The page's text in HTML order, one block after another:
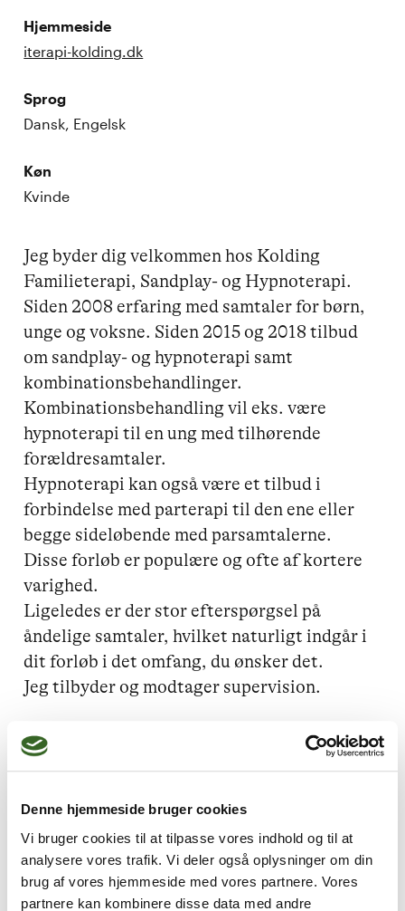
Denne hjemmeside bruger cookies
Vi bruger cookies til at tilpasse vores indhold og til at
analysere vores trafik. Vi deler også oplysninger om din
brug af vores hjemmeside med vores partnere. Vores
partnere kan kombinere disse data med andre
Hjemmeside
iterapi-kolding.dk
Sprog
Dansk, Engelsk
Køn
Kvinde
Jeg byder dig velkommen hos Kolding
Familieterapi, Sandplay- og Hypnoterapi.
Siden 2008 erfaring med samtaler for børn,
unge og voksne. Siden 2015 og 2018 tilbud
om sandplay- og hypnoterapi samt
kombinationsbehandlinger.
Kombinationsbehandling vil eks. være
hypnoterapi til en ung med tilhørende
forældresamtaler.
Hypnoterapi kan også være et tilbud i
forbindelse med parterapi til den ene eller
begge sideløbende med parsamtalerne.
Disse forløb er populære og ofte af kortere
varighed.
Ligeledes er der stor efterspørgsel på
åndelige samtaler, hvilket naturligt indgår i
dit forløb i det omfang, du ønsker det.
Jeg tilbyder og modtager supervision.
Parforhold,
Mistrivsel hos børn og unge,
Familieproblemer, Angst,